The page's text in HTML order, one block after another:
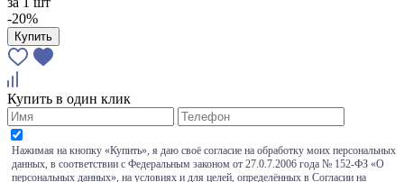
-20%
Купить
Купить в один клик
Нажимая на кнопку «Купить», я даю своё согласие на обработку моих персональных
данных, в соответствии с Федеральным законом от 27.0.7.2006 года № 152-ФЗ «О
персональных данных», на условиях и для целей, определённых в Согласии на